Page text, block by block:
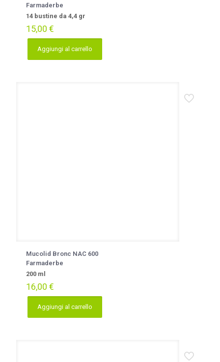
Farmaderbe
14 bustine da 4,4 gr
15,00 €
Aggiungi al carrello
Mucolid Bronc NAC 600
Farmaderbe
200 ml
16,00 €
Aggiungi al carrello